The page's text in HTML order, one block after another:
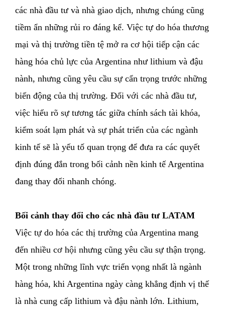
các nhà đầu tư và nhà giao dịch, nhưng chúng cũng
tiềm ẩn những rủi ro đáng kể. Việc tự do hóa thương
mại và thị trường tiền tệ mở ra cơ hội tiếp cận các
hàng hóa chủ lực của Argentina như lithium và đậu
nành, nhưng cũng yêu cầu sự cẩn trọng trước những
biến động của thị trường. Đối với các nhà đầu tư,
việc hiểu rõ sự tương tác giữa chính sách tài khóa,
kiểm soát lạm phát và sự phát triển của các ngành
kinh tế sẽ là yếu tố quan trọng để đưa ra các quyết
định đúng đắn trong bối cảnh nền kinh tế Argentina
đang thay đổi nhanh chóng.
Bối cảnh thay đổi cho các nhà đầu tư LATAM
Việc tự do hóa các thị trường của Argentina mang
đến nhiều cơ hội nhưng cũng yêu cầu sự thận trọng.
Một trong những lĩnh vực triển vọng nhất là ngành
hàng hóa, khi Argentina ngày càng khẳng định vị thế
là nhà cung cấp lithium và đậu nành lớn. Lithium,